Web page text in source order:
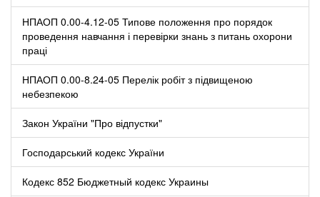
НПАОП 0.00-4.12-05 Типове положення про порядок
проведення навчання і перевірки знань з питань охорони
праці
НПАОП 0.00-8.24-05 Перелік робіт з підвищеною
небезпекою
Закон України "Про відпустки"
Господарський кодекс України
Кодекс 852 Бюджетный кодекс Украины